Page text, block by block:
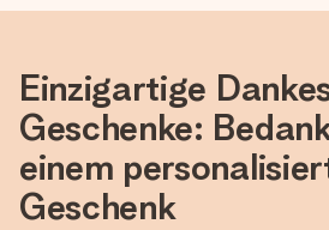
Einzigartige
Geschenke:
einem
Geschenk